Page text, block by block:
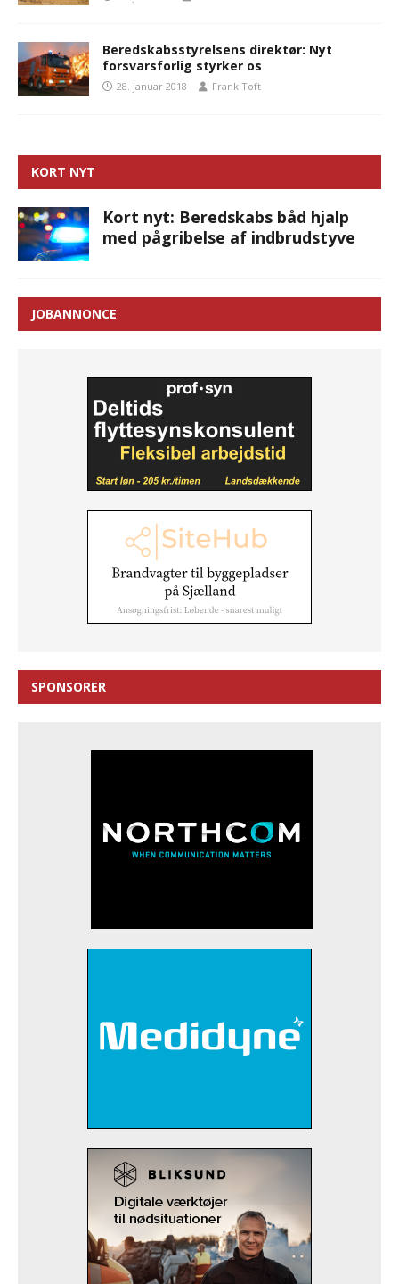
Beredskabsstyrelsens direktør: Nyt
forsvarsforlig styrker os
28. januar 2018 Frank Toft
KORT NYT
Kort nyt: Beredskabs båd hjalp
med pågribelse af indbrudstyve
JOBANNONCE
SPONSORER